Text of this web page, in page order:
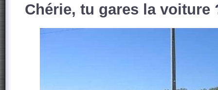
Chérie, tu gares la voiture